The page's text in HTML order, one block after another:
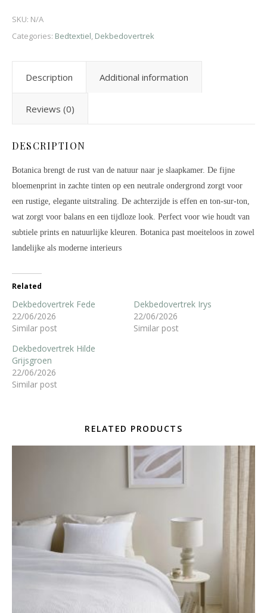
SKU: N/A
Categories: Bedtextiel, Dekbedovertrek
Description Additional information
Reviews (0)
DESCRIPTION
Botanica brengt de rust van de natuur naar je slaapkamer. De fijne
bloemenprint in zachte tinten op een neutrale ondergrond zorgt voor
een rustige, elegante uitstraling. De achterzijde is effen en ton-sur-ton,
wat zorgt voor balans en een tijdloze look. Perfect voor wie houdt van
subtiele prints en natuurlijke kleuren. Botanica past moeiteloos in zowel
landelijke als moderne interieurs
Related
Dekbedovertrek Fede
22/06/2026
Similar post
Dekbedovertrek Irys
22/06/2026
Similar post
Dekbedovertrek Hilde
Grijsgroen
22/06/2026
Similar post
RELATED PRODUCTS